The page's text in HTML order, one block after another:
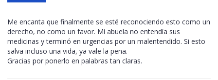
Me encanta que finalmente se esté reconociendo esto como un
derecho, no como un favor. Mi abuela no entendía sus
medicinas y terminó en urgencias por un malentendido. Si esto
salva incluso una vida, ya vale la pena.
Gracias por ponerlo en palabras tan claras.